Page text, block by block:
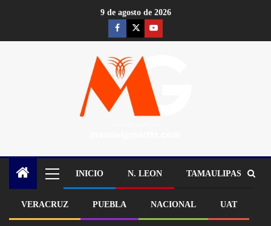
9 de agosto de 2026
INICIO N. LEON TAMAULIPAS
VERACRUZ PUEBLA NACIONAL UAT